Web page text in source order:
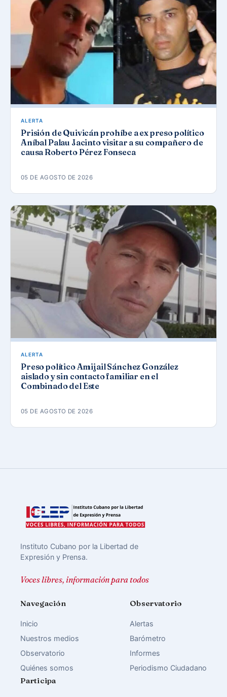
ALERTA
Prisión de Quivicán prohíbe a ex preso político
Aníbal Palau Jacinto visitar a su compañero de
causa Roberto Pérez Fonseca
05 DE AGOSTO DE 2026
ALERTA
Preso político Amijail Sánchez González
aislado y sin contacto familiar en el
Combinado del Este
05 DE AGOSTO DE 2026
Instituto Cubano por la Libertad de
Expresión y Prensa.
Voces libres, información para todos
Navegación
Inicio
Nuestros medios
Observatorio
Quiénes somos
Observatorio
Alertas
Barómetro
Informes
Periodismo Ciudadano
Participa